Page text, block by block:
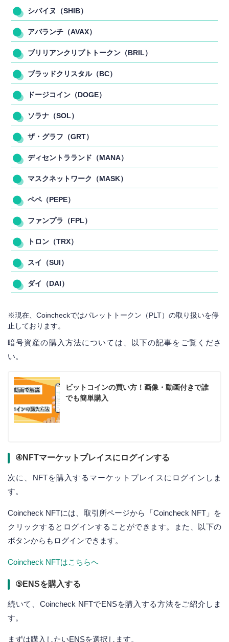
シバイヌ（SHIB）
アバランチ（AVAX）
ブリリアンクリプトトークン（BRIL）
ブラッドクリスタル（BC）
ドージコイン（DOGE）
ソラナ（SOL）
ザ・グラフ（GRT）
ディセントラランド（MANA）
マスクネットワーク（MASK）
ペペ（PEPE）
ファンプラ（FPL）
トロン（TRX）
スイ（SUI）
ダイ（DAI）
※現在、Coincheckではパレットトークン（PLT）の取り扱いを停
止しております。
暗号資産の購入方法については、以下の記事をご覧くださ
い。
ビットコインの買い方！画像・動画付きで誰
でも簡単購入
④NFTマーケットプレイスにログインする
次に、NFTを購入するマーケットプレイスにログインしま
す。
Coincheck NFTには、取引所ページから「Coincheck NFT」を
クリックするとログインすることができます。また、以下の
ボタンからもログインできます。
Coincheck NFTはこちらへ
⑤ENSを購入する
続いて、Coincheck NFTでENSを購入する方法をご紹介しま
す。
まずは購入したいENSを選択します。